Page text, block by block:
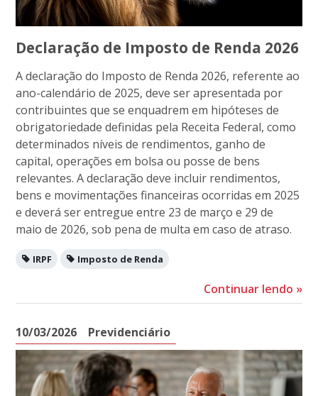
Declaração de Imposto de Renda 2026
A declaração do Imposto de Renda 2026, referente ao
ano-calendário de 2025, deve ser apresentada por
contribuintes que se enquadrem em hipóteses de
obrigatoriedade definidas pela Receita Federal, como
determinados níveis de rendimentos, ganho de
capital, operações em bolsa ou posse de bens
relevantes. A declaração deve incluir rendimentos,
bens e movimentações financeiras ocorridas em 2025
e deverá ser entregue entre 23 de março e 29 de
maio de 2026, sob pena de multa em caso de atraso.
IRPF Imposto de Renda
Continuar lendo »
10/03/2026 Previdenciário